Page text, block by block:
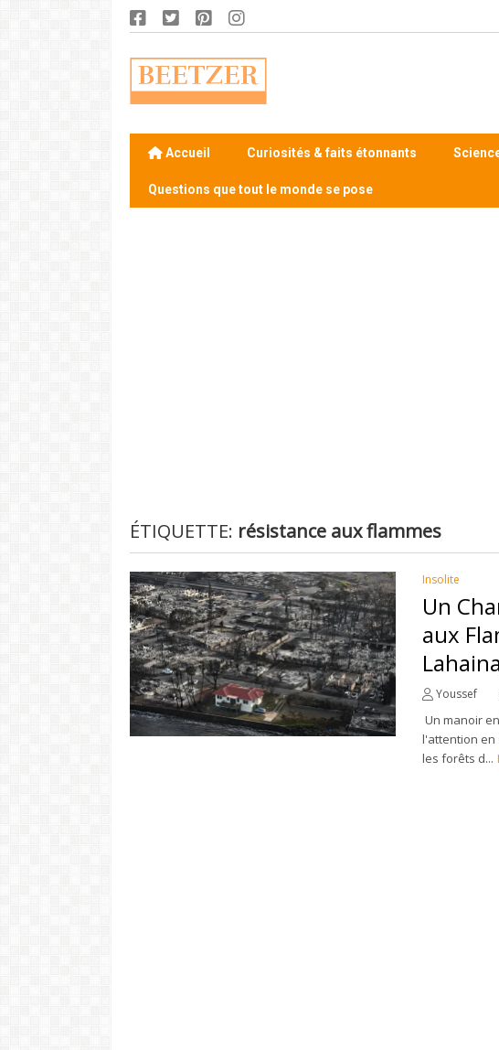
Accueil Curiosités & faits étonnants
Questions que tout le monde se pose
ÉTIQUETTE: résistance aux flammes
Insolite
Un
aux
Youssef
Un manoir
l'attention en
les forêts d...